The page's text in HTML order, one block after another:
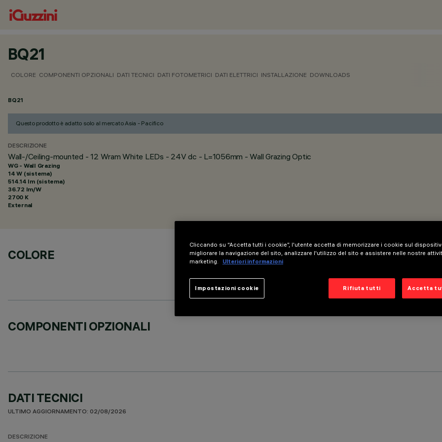
BQ21
COLORE COMPONENTI OPZIONALI DATI TECNICI DATI FOTOMETRICI DATI ELETTRICI INSTALLAZIONE DOWNLOADS
BQ21
Questo prodotto è adatto solo al mercato Asia - Pacifico
DESCRIZIONE
Wall-/Ceiling-mounted - 12 Wram White LEDs - 24V dc - L=1056mm - Wall Grazing Optic
WG - Wall Grazing
14 W (sistema)
514.14 lm (sistema)
36.72 lm/W
2700 K
External
COLORE
COMPONENTI OPZIONALI
DATI TECNICI
ULTIMO AGGIORNAMENTO: 02/08/2026
DESCRIZIONE
Cliccando su “Accetta tutti i cookie”, l'utente accetta di memorizzare i cookie sul
migliorare la navigazione del sito, analizzare l'utilizzo del sito e assistere nelle nostre
marketing.
Ulteriori informazioni
Rifiuta tutti Accetta
Impostazioni cookie